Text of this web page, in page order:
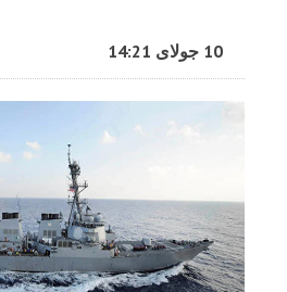
10 جولای 14:21